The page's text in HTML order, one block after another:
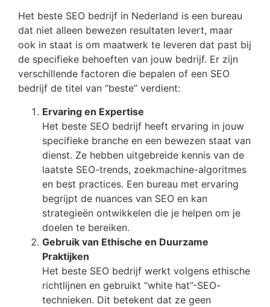
Het beste SEO bedrijf in Nederland is een bureau
dat niet alleen bewezen resultaten levert, maar
ook in staat is om maatwerk te leveren dat past bij
de specifieke behoeften van jouw bedrijf. Er zijn
verschillende factoren die bepalen of een SEO
bedrijf de titel van “beste” verdient:
Ervaring en Expertise
Het beste SEO bedrijf heeft ervaring in jouw
specifieke branche en een bewezen staat van
dienst. Ze hebben uitgebreide kennis van de
laatste SEO-trends, zoekmachine-algoritmes
en best practices. Een bureau met ervaring
begrijpt de nuances van SEO en kan
strategieën ontwikkelen die je helpen om je
doelen te bereiken.
Gebruik van Ethische en Duurzame
Praktijken
Het beste SEO bedrijf werkt volgens ethische
richtlijnen en gebruikt “white hat”-SEO-
technieken. Dit betekent dat ze geen